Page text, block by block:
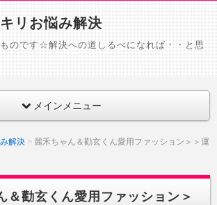
リお悩み解決
のです☆解決への道しるべになれば・・と思
メインメニュー
解決
麗禾ちゃん＆勸玄くん愛用ファッション＞＞運
＆勸玄くん愛用ファッション＞